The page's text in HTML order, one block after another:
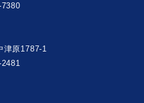
津原1787-1